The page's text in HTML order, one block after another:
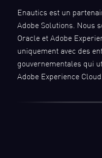
Enautics est un
Adobe Solutions. Nous
Oracle et Adobe
uniquement avec des
gouvernementales qui
Adobe Experience Cloud.